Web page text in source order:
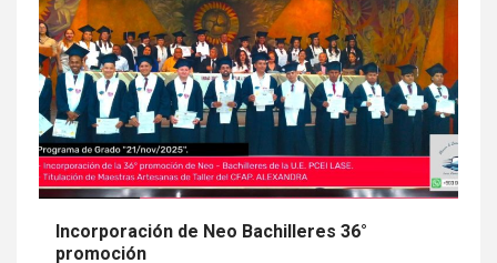
Incorporación de Neo Bachilleres 36°
promoción